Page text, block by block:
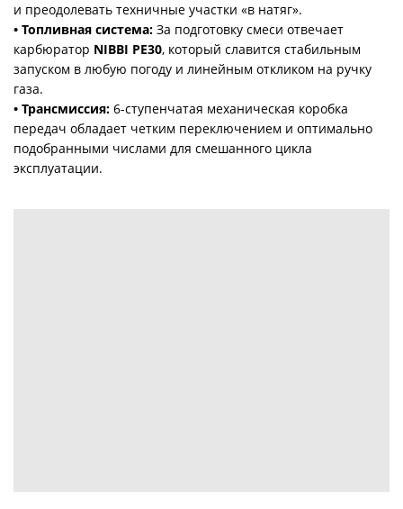
и преодолевать техничные участки «в натяг».
• Топливная система: За подготовку смеси отвечает
карбюратор NIBBI PE30, который славится стабильным
запуском в любую погоду и линейным откликом на ручку
газа.
• Трансмиссия: 6-ступенчатая механическая коробка
передач обладает четким переключением и оптимально
подобранными числами для смешанного цикла
эксплуатации.